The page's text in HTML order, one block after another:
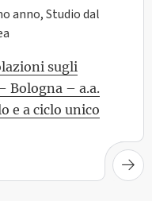
anno, Studio dal
sugli
Bologna – a.a.
e a ciclo unico